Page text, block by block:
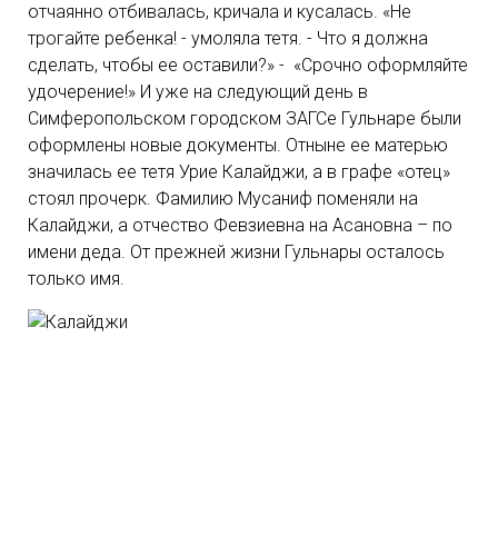
отчаянно отбивалась, кричала и кусалась. «Не
трогайте ребенка! - умоляла тетя. - Что я должна
сделать, чтобы ее оставили?» - «Срочно оформляйте
удочерение!» И уже на следующий день в
Симферопольском городском ЗАГСе Гульнаре были
оформлены новые документы. Отныне ее матерью
значилась ее тетя Урие Калайджи, а в графе «отец»
стоял прочерк. Фамилию Мусаниф поменяли на
Калайджи, а отчество Февзиевна на Асановна – по
имени деда. От прежней жизни Гульнары осталось
только имя.